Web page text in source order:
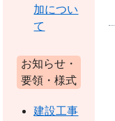
加につい
て
お知らせ・
要領・様式
建設工事